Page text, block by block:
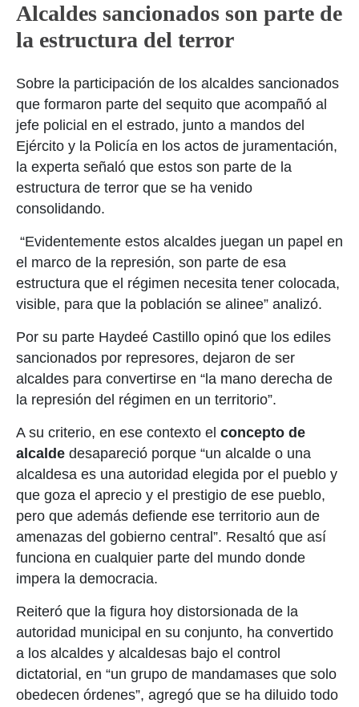
Alcaldes sancionados son parte de
la estructura del terror
Sobre la participación de los alcaldes sancionados
que formaron parte del sequito que acompañó al
jefe policial en el estrado, junto a mandos del
Ejército y la Policía en los actos de juramentación,
la experta señaló que estos son parte de la
estructura de terror que se ha venido
consolidando.
“Evidentemente estos alcaldes juegan un papel en
el marco de la represión, son parte de esa
estructura que el régimen necesita tener colocada,
visible, para que la población se alinee” analizó.
Por su parte Haydeé Castillo opinó que los ediles
sancionados por represores, dejaron de ser
alcaldes para convertirse en “la mano derecha de
la represión del régimen en un territorio”.
A su criterio, en ese contexto el concepto de
alcalde desapareció porque “un alcalde o una
alcaldesa es una autoridad elegida por el pueblo y
que goza el aprecio y el prestigio de ese pueblo,
pero que además defiende ese territorio aun de
amenazas del gobierno central”. Resaltó que así
funciona en cualquier parte del mundo donde
impera la democracia.
Reiteró que la figura hoy distorsionada de la
autoridad municipal en su conjunto, ha convertido
a los alcaldes y alcaldesas bajo el control
dictatorial, en “un grupo de mandamases que solo
obedecen órdenes”, agregó que se ha diluido todo